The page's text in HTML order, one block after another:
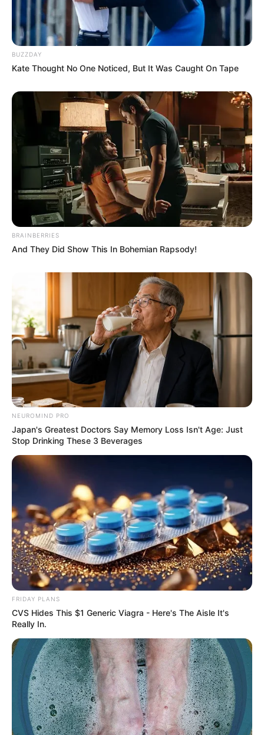
Deutschlandweit Veranstaltung kostenlos
eintragen:
Bilderfreigabe: Die Bilder dieser Seite dürfen unter
bestimmten Bedingungen für private und kommerzielle
Zwecke kostenlos benutzt werden. Weiteres siehe
Bilderfreigabe.
Das Wissen, das die Bauern schon seit Jahrtausenden
bei der Tier- und Pflanzenzucht anwenden, hatte
Charles Darwin 1858 der universitären Welt gelehrt. Die
weitere Kalauer
Quermania folgen: Impressum & Kontakt
Smartphone Startseite
Suchen:
Auf einigen Seiten dieses Projektes sind Affiliate-
Angebote integriert. Wenn etwas darüber gebucht oder
gekauft wird, ist das eine Unterstützung, ohne dass sich
dadurch der Preis ändert.
BUZZDAY
Kate Thought No One Noticed, But It Was Caught On Tape
BRAINBERRIES
And They Did Show This In Bohemian Rapsody!
NEUROMIND PRO
Japan's Greatest Doctors Say Memory Loss Isn't Age: Just
Stop Drinking These 3 Beverages
FRIDAY PLANS
CVS Hides This $1 Generic Viagra - Here's The Aisle It's
Really In.